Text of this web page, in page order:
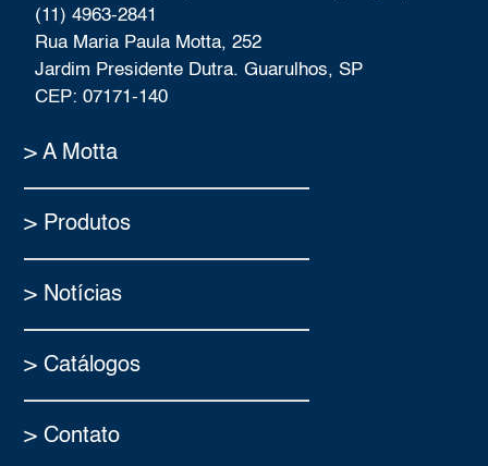
(11) 4963-2841
Rua Maria Paula Motta, 252
Jardim Presidente Dutra. Guarulhos, SP
CEP: 07171-140
> A Motta
> Produtos
> Notícias
> Catálogos
> Contato